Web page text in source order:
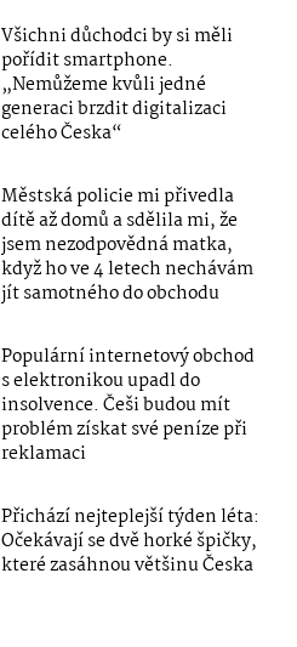
Všichni důchodci by si měli
pořídit smartphone.
„Nemůžeme kvůli jedné
generaci brzdit digitalizaci
celého Česka“
Městská policie mi přivedla
dítě až domů a sdělila mi, že
jsem nezodpovědná matka,
když ho ve 4 letech nechávám
jít samotného do obchodu
Populární internetový obchod
s elektronikou upadl do
insolvence. Češi budou mít
problém získat své peníze při
reklamaci
Přichází nejteplejší týden léta:
Očekávají se dvě horké špičky,
které zasáhnou většinu Česka